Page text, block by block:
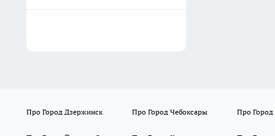
Про Город Дзержинск Про Город Чебоксары Про Город